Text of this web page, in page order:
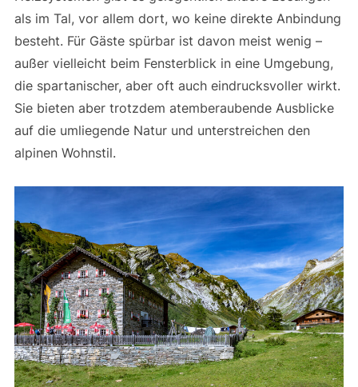
als im Tal, vor allem dort, wo keine direkte Anbindung
besteht. Für Gäste spürbar ist davon meist wenig –
außer vielleicht beim Fensterblick in eine Umgebung,
die spartanischer, aber oft auch eindrucksvoller wirkt.
Sie bieten aber trotzdem atemberaubende Ausblicke
auf die umliegende Natur und unterstreichen den
alpinen Wohnstil.